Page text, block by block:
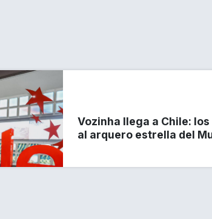
Vozinha llega a Chile:
al arquero estrella del